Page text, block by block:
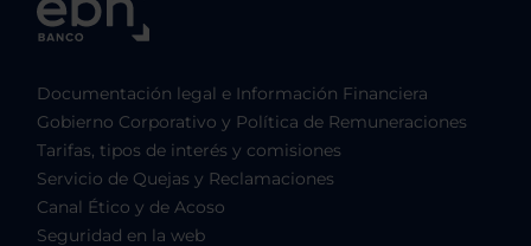
Documentación legal e Información Financiera
Gobierno Corporativo y Política de Remuneraciones
Tarifas, tipos de interés y comisiones
Servicio de Quejas y Reclamaciones
Canal Ético y de Acoso
Seguridad en la web